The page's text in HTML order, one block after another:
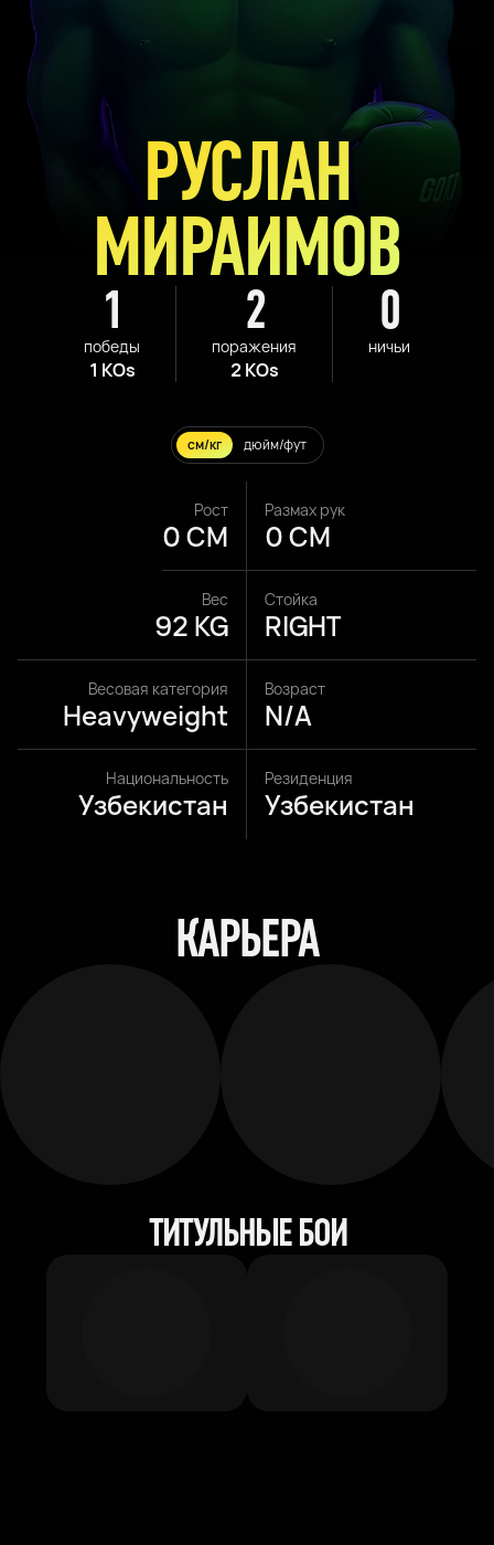
1
победы
1 KOs
2
поражения
2 KOs
0
ничьи
РУСЛАН
МИРАИМОВ
см/кг дюйм/фут
Рост
0 CM
Размах рук
0 CM
Вес
92 KG
Стойка
RIGHT
Весовая категория
Heavyweight
Возраст
N/A
Национальность
Узбекистан
Резиденция
Узбекистан
КАРЬЕРА
ТИТУЛЬНЫЕ БОИ